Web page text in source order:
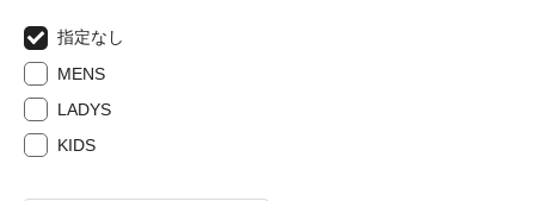
指定なし
MENS
LADYS
KIDS